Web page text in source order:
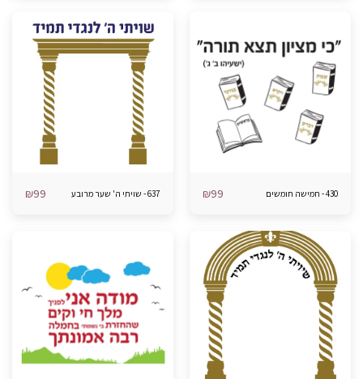
430 - חמישה חומשים ₪99 637 - שויתי ה' שער מרובע ₪99